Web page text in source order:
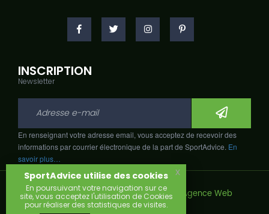
INSCRIPTION
Newsletter
En renseignant votre adresse email, vous acceptez de recevoir des
informations par courrier électronique de la part de SportAdvice. En
savoir plus…
Copyright © 2026, Développé avec par
Agence Web
Narobaz.
SportAdvice utilise des cookies
En poursuivant votre navigation sur ce
site, vous acceptez l'utilisation de Cookies
pour réaliser des statistiques de visites.
x